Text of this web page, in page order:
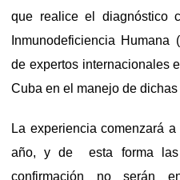
que realice el diagnóstico
Inmunodeficiencia
de expertos internacionales
Cuba en el manejo de dichas
La experiencia comenzará
año, y de esta forma las
confirmación no serán